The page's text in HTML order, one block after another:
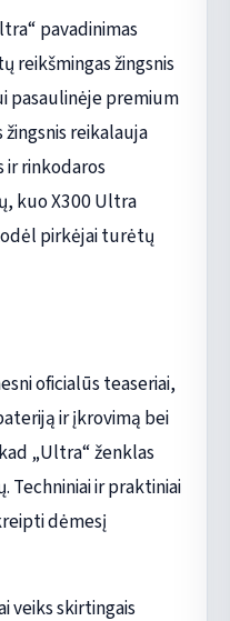
pavadinimas
reikšmingas žingsnis
pasaulinėje premium
reikalauja
ir rinkodaros
kuo X300 Ultra
pirkėjai turėtų
oficialūs teaseriai,
ir įkrovimą bei
„Ultra“ ženklas
Techniniai ir praktiniai
dėmesį
veiks skirtingais